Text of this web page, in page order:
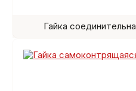
Гайка